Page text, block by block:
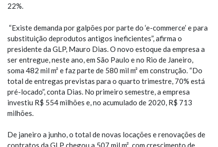
22%.
“Existe demanda por galpões por parte do ‘e-commerce’ e para
substituição deprodutos antigos ineficientes”, afirma o
presidente da GLP, Mauro Dias. O novo estoque da empresa a
ser entregue, neste ano, em São Paulo e no Rio de Janeiro,
soma 482 mil m² e faz parte de 580 mil m² em construção. “Do
total de entregas previstas para o quarto trimestre, 70% está
pré-locado”, conta Dias. No primeiro semestre, a empresa
investiu R$ 554 milhões e, no acumulado de 2020, R$ 713
milhões.
De janeiro a junho, o total de novas locações e renovações de
contratos da GLP chegou a 507 mil m², com crescimento de